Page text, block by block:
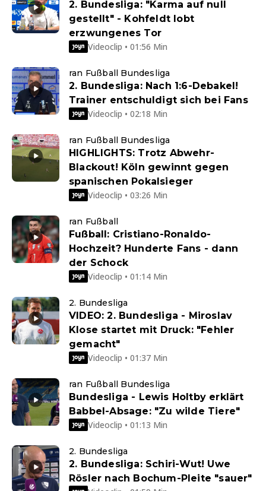
2. Bundesliga: "Karma auf null
gestellt" - Kohfeldt lobt
erzwungenes Tor
Videoclip • 01:56 Min
ran Fußball Bundesliga
2. Bundesliga: Nach 1:6-Debakel!
Trainer entschuldigt sich bei Fans
Videoclip • 02:18 Min
ran Fußball Bundesliga
HIGHLIGHTS: Trotz Abwehr-
Blackout! Köln gewinnt gegen
spanischen Pokalsieger
Videoclip • 03:26 Min
ran Fußball
Fußball: Cristiano-Ronaldo-
Hochzeit? Hunderte Fans - dann
der Schock
Videoclip • 01:14 Min
2. Bundesliga
VIDEO: 2. Bundesliga - Miroslav
Klose startet mit Druck: "Fehler
gemacht"
Videoclip • 01:37 Min
ran Fußball Bundesliga
Bundesliga - Lewis Holtby erklärt
Babbel-Absage: "Zu wilde Tiere"
Videoclip • 01:13 Min
2. Bundesliga
2. Bundesliga: Schiri-Wut! Uwe
Rösler nach Bochum-Pleite "sauer"